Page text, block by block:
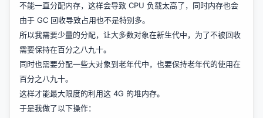
不能一直分配内存，这样会导致 CPU 负载太高了，同时内存也会
由于 GC 回收导致占用也不是特别多。
所以我需要少量的分配，让大多数对象在新生代中，为了不被回收
需要保持在百分之八九十。
同时也需要分配一些大对象到老年代中，也要保持老年代的使用在
百分之八九十。
这样才能最大限度的利用这 4G 的堆内存。
于是我做了以下操作：